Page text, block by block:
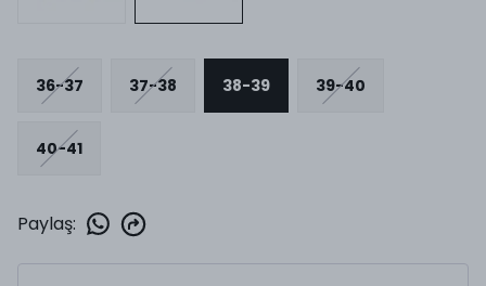
36-37 37-38 38-39 39-40
40-41
Paylaş: